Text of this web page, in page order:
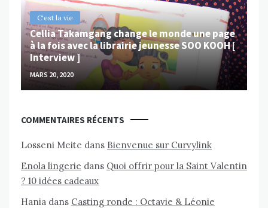
C'est la vie
Cellia Takamgang change le monde une page
à la fois avec la librairie jeunesse SOO KOOH [
Interview ]
MARS 20, 2020
COMMENTAIRES RÉCENTS
Losseni Meite dans Bienvenue sur Curvylink
Enola lingerie dans Quoi offrir pour la Saint Valentin
? 10 idées cadeaux
Hania dans Casting ronde : Octavie & Léonie